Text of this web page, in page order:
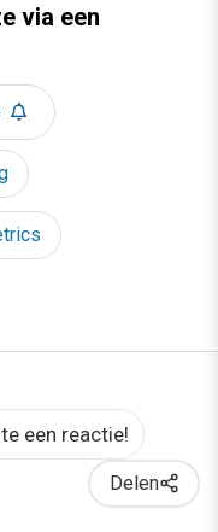
via een
een reactie!
Delen